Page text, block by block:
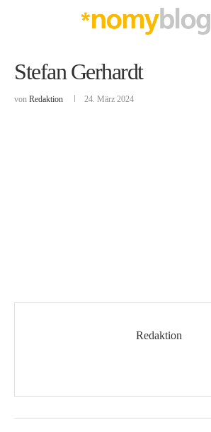
Stefan Gerhardt
von Redaktion 24. März 2024
Redaktion